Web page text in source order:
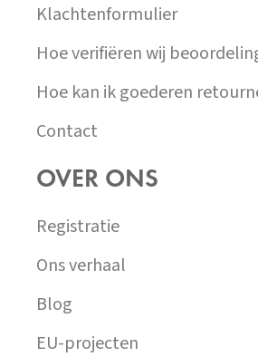
Klachtenformulier
Hoe verifiëren wij
Hoe kan ik goederen
Contact
OVER ONS
Registratie
Ons verhaal
Blog
EU-projecten